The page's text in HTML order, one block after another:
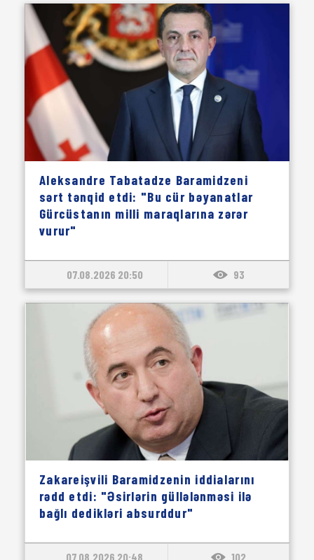
Aleksandre Tabatadze Baramidzeni
sərt tənqid etdi: "Bu cür bəyanatlar
Gürcüstanın milli maraqlarına zərər
vurur"
07.08.2026 20:50 93
Zakareişvili Baramidzenin iddialarını
rədd etdi: "Əsirlərin güllələnməsi ilə
bağlı dedikləri absurddur"
07.08.2026 20:48 102